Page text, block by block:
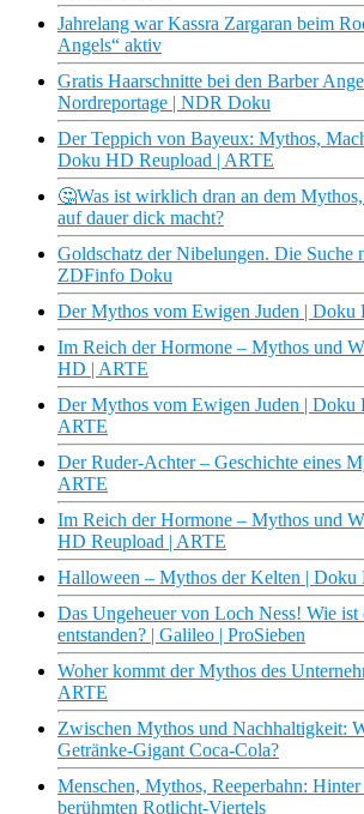
Jahrelang war Kassra Zargaran beim
Angels“ aktiv
Gratis Haarschnitte bei den Barber
Nordreportage | NDR Doku
Der Teppich von Bayeux: Mythos,
Doku HD Reupload | ARTE
🤔Was ist wirklich dran an dem
auf dauer dick macht?
Goldschatz der Nibelungen. Die Suche
ZDFinfo Doku
Der Mythos vom Ewigen Juden | Doku
Im Reich der Hormone – Mythos und
HD | ARTE
Der Mythos vom Ewigen Juden | Doku
ARTE
Der Ruder-Achter – Geschichte eines
ARTE
Im Reich der Hormone – Mythos und
HD Reupload | ARTE
Halloween – Mythos der Kelten |
Das Ungeheuer von Loch Ness! Wie ist
entstanden? | Galileo | ProSieben
Woher kommt der Mythos des
ARTE
Zwischen Mythos und Nachhaltigkeit:
Getränke-Gigant Coca-Cola?
Menschen, Mythos, Reeperbahn: Hinter
berühmten Rotlicht-Viertels